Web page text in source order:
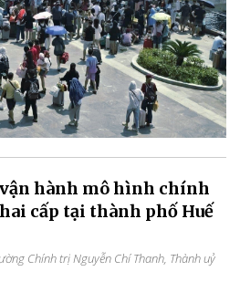
vận hành mô hình chính
cấp tại thành phố Huế
Chính trị Nguyễn Chí Thanh, Thành uỷ